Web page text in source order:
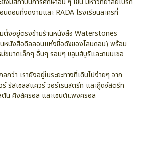
งมีสถาบันการศึกษาอื่น ๆ เช่น มหาวิทยาลัยเบิร์ก
ดอนที่งดงามและ RADA โรงเรียนละครที่
ตั้งอยู่ตรงข้ามร้านหนังสือ Waterstones
หนังสือดีลลอนแห่งชื่อดังของโลนดอน) พร้อม
ขนาดเล็กๆ อื่นๆ รอบๆ บลูมส์บูริและถนนเชอ
กว่า เรายังอยู่ในระยะทางที่เดินไปง่ายๆ จาก
รัสเซลสแควร์ วอร์เรนสตรีท และกู๊ดจ์สตรีท
ตัน คิงส์ครอส และเซนต์แพงครอส